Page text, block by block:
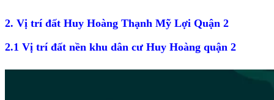
2. Vị trí đất Huy Hoàng Thạnh Mỹ Lợi Quận 2
2.1 Vị trí đất nền khu dân cư Huy Hoàng quận 2